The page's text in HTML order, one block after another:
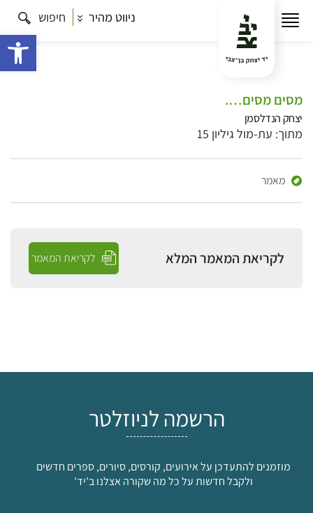
ניווט מהיר חיפוש
מסים מסים….
יצחק הנדלסמן
מתוך: עת-מול גיליון 15
מאמר
לקריאת המאמר המלא לקריאת המאמר
הרשמה לניוזלטר
מוזמנים להתעדכן על אירועים, קורסים, סיורים, ספרים חדשים
ולקבל חדשות על כל מה שקורה אצלנו ב'יד'